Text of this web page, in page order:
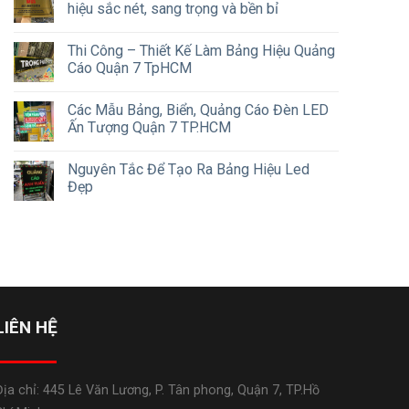
hiệu sắc nét, sang trọng và bền bỉ
Thi Công – Thiết Kế Làm Bảng Hiệu Quảng
Cáo Quận 7 TpHCM
Các Mẫu Bảng, Biển, Quảng Cáo Đèn LED
Ấn Tượng Quận 7 TP.HCM
Nguyên Tắc Để Tạo Ra Bảng Hiệu Led
Đẹp
HỆ
chỉ: 445 Lê Văn Lương, P. Tân phong, Quận 7, TP.Hồ